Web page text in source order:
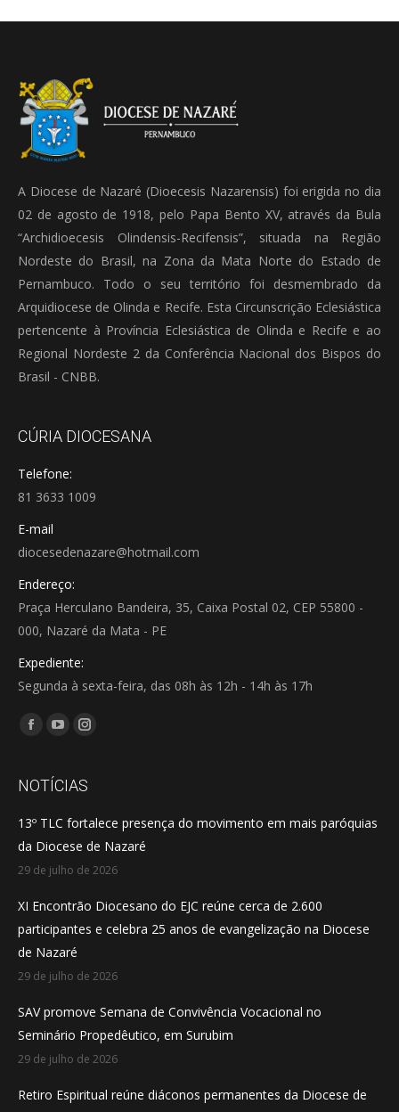
A Diocese de Nazaré (Dioecesis Nazarensis) foi erigida no dia
02 de agosto de 1918, pelo Papa Bento XV, através da Bula
“Archidioecesis Olindensis-Recifensis”, situada na Região
Nordeste do Brasil, na Zona da Mata Norte do Estado de
Pernambuco. Todo o seu território foi desmembrado da
Arquidiocese de Olinda e Recife. Esta Circunscrição Eclesiástica
pertencente à Província Eclesiástica de Olinda e Recife e ao
Regional Nordeste 2 da Conferência Nacional dos Bispos do
Brasil - CNBB.
CÚRIA DIOCESANA
Telefone:
81 3633 1009
E-mail
diocesedenazare@hotmail.com
Endereço:
Praça Herculano Bandeira, 35, Caixa Postal 02, CEP 55800 -
000, Nazaré da Mata - PE
Expediente:
Segunda à sexta-feira, das 08h às 12h - 14h às 17h
Encontre-nos em:
Facebook
opens
new
window
YouTube
opens
new
window
Instagram
opens
new
window
NOTÍCIAS
13º TLC fortalece presença do movimento em mais paróquias
da Diocese de Nazaré
29 de julho de 2026
XI Encontrão Diocesano do EJC reúne cerca de 2.600
participantes e celebra 25 anos de evangelização na Diocese
de Nazaré
29 de julho de 2026
SAV promove Semana de Convivência Vocacional no
Seminário Propedêutico, em Surubim
29 de julho de 2026
Retiro Espiritual reúne diáconos permanentes da Diocese de